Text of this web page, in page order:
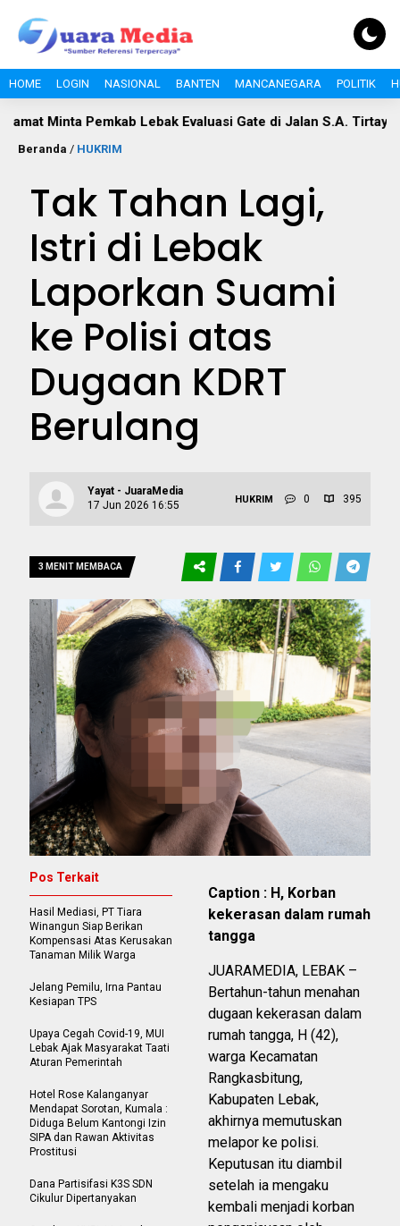
HOME LOGIN NASIONAL BANTEN MANCANEGARA POLITIK
Pemkab Lebak Evaluasi Gate di Jalan S.A. Tirtayasa
Beranda / HUKRIM
Tak Tahan Lagi,
Istri di Lebak
Laporkan Suami
ke Polisi atas
Dugaan KDRT
Berulang
Yayat - JuaraMedia
17 Jun 2026 16:55
HUKRIM 0 395
3 MENIT MEMBACA
Caption : H, Korban
kekerasan dalam rumah
tangga
JUARAMEDIA, LEBAK –
Bertahun-tahun menahan
dugaan kekerasan dalam
rumah tangga, H (42),
warga Kecamatan
Rangkasbitung,
Kabupaten Lebak,
akhirnya memutuskan
melapor ke polisi.
Keputusan itu diambil
setelah ia mengaku
kembali menjadi korban
Pos Terkait
Hasil Mediasi, PT Tiara
Winangun Siap Berikan
Kompensasi Atas Kerusakan
Tanaman Milik Warga
Jelang Pemilu, Irna Pantau
Kesiapan TPS
Upaya Cegah Covid-19, MUI
Lebak Ajak Masyarakat Taati
Aturan Pemerintah
Hotel Rose Kalanganyar
Mendapat Sorotan, Kumala :
Diduga Belum Kantongi Izin
SIPA dan Rawan Aktivitas
Prostitusi
Dana Partisifasi K3S SDN
Cikulur Dipertanyakan